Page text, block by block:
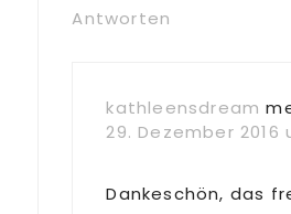
Antworten
kathleensdream
29. Dezember 2016
Dankeschön, das